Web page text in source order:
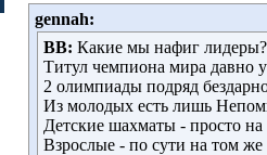
gennah:
ВВ: Какие мы нафиг лидеры?
Титул чемпиона мира давно
2 олимпиады подряд
Из молодых есть лишь
Детские шахматы - просто
Взрослые - по сути на том же